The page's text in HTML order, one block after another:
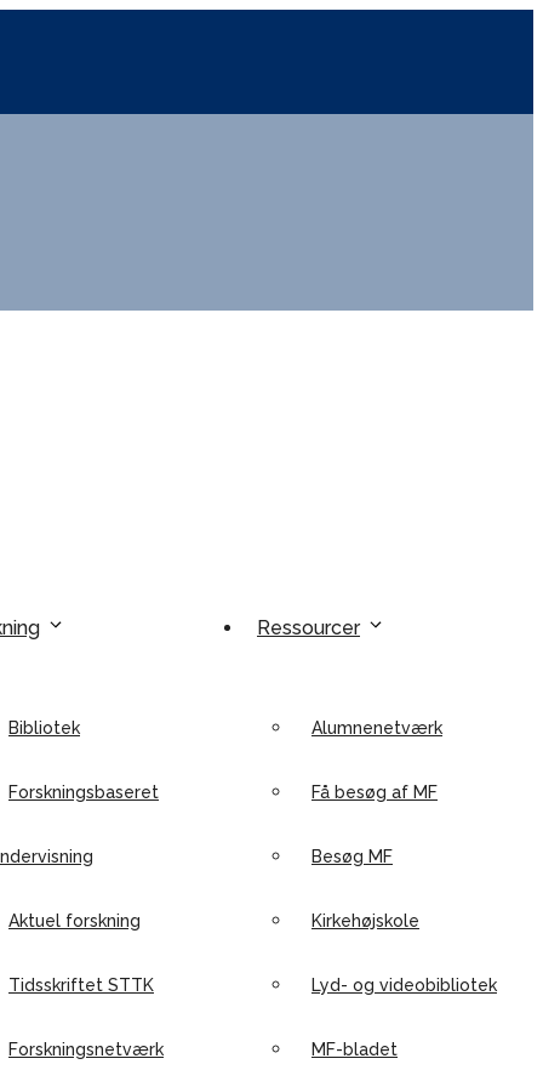
Bibliotek
Forskningsbaseret
Aktuel forskning
Tidsskriftet STTK
Forskningsnetværk
Ressourcer
Alumnenetværk
Få besøg af MF
Besøg MF
Kirkehøjskole
Lyd- og videobibliotek
MF-bladet